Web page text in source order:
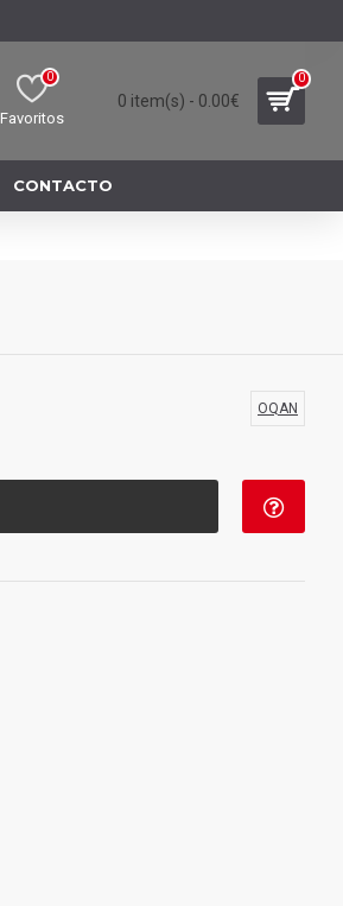
Favoritos
0
0 item(s) - 0.00€
0
CONTACTO
OQAN